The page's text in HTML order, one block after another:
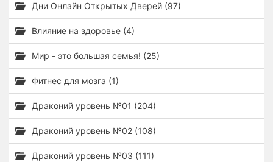
Дни Онлайн Открытых Дверей (97)
Влияние на здоровье (4)
Мир - это большая семья! (25)
Фитнес для мозга (1)
Драконий уровень №01 (204)
Драконий уровень №02 (108)
Драконий уровень №03 (111)